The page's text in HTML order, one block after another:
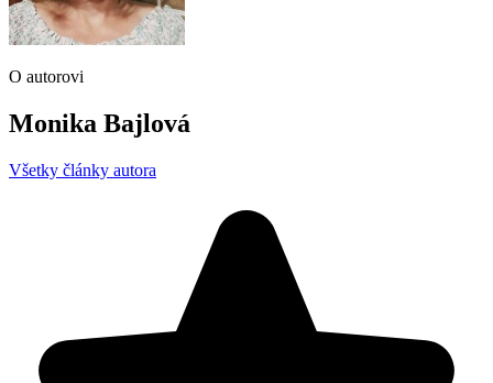
O autorovi
Monika Bajlová
Všetky články autora